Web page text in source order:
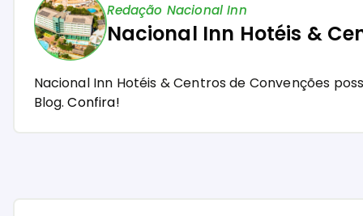
Redação Nacional Inn
Nacional Inn Hotéis &
Nacional Inn Hotéis & Centros de Convenções
Blog.Confira!